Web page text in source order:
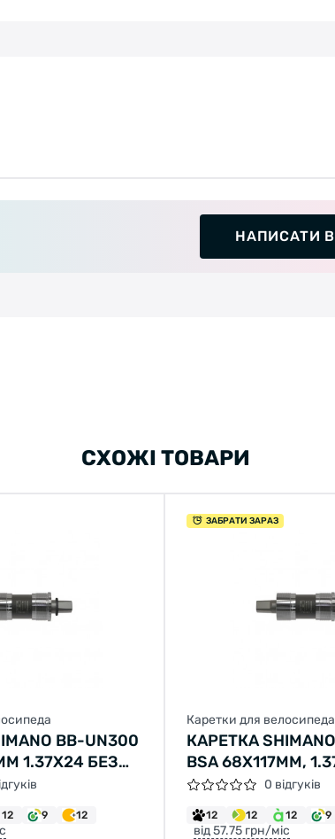
НАПИСАТИ
СХОЖІ ТОВАРИ
BB-UN300
1.37Х24 БЕЗ
12 9 12
ЗАБРАТИ ЗАРАЗ
Каретки для велосипеда
КАРЕТКА
BSA 68X117ММ,
БОЛТІВ
0 відгуків
12 12 12 9
від 57.75 грн/міс